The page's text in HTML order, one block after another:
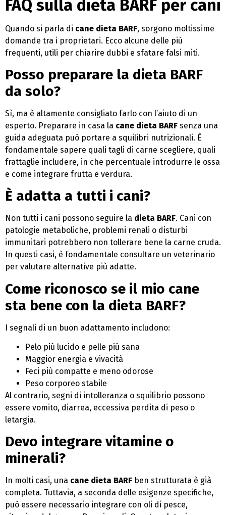
FAQ sulla dieta BARF per cani
Quando si parla di cane dieta BARF, sorgono moltissime
domande tra i proprietari. Ecco alcune delle più
frequenti, utili per chiarire dubbi e sfatare falsi miti.
Posso preparare la dieta BARF
da solo?
Sì, ma è altamente consigliato farlo con l’aiuto di un
esperto. Preparare in casa la cane dieta BARF senza una
guida adeguata può portare a squilibri nutrizionali. È
fondamentale sapere quali tagli di carne scegliere, quali
frattaglie includere, in che percentuale introdurre le ossa
e come integrare frutta e verdura.
È adatta a tutti i cani?
Non tutti i cani possono seguire la dieta BARF. Cani con
patologie metaboliche, problemi renali o disturbi
immunitari potrebbero non tollerare bene la carne cruda.
In questi casi, è fondamentale consultare un veterinario
per valutare alternative più adatte.
Come riconosco se il mio cane
sta bene con la dieta BARF?
I segnali di un buon adattamento includono:
Pelo più lucido e pelle più sana
Maggior energia e vivacità
Feci più compatte e meno odorose
Peso corporeo stabile
Al contrario, segni di intolleranza o squilibrio possono
essere vomito, diarrea, eccessiva perdita di peso o
letargia.
Devo integrare vitamine o
minerali?
In molti casi, una cane dieta BARF ben strutturata è già
completa. Tuttavia, a seconda delle esigenze specifiche,
può essere necessario integrare con oli di pesce,